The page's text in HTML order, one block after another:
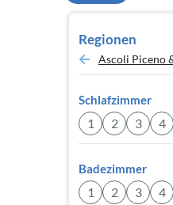
Regionen
Ascoli Piceno
Schlafzimmer
1 2 3 4
Badezimmer
1 2 3 4